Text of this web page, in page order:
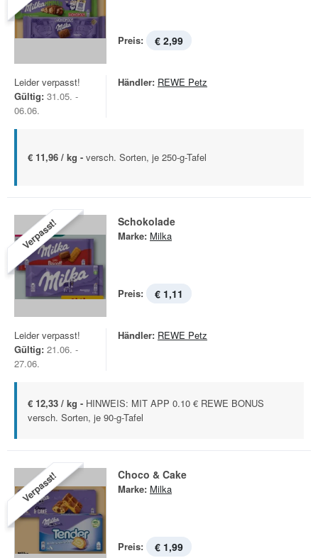
Preis: € 2,99
Leider verpasst!
Gültig: 31.05. -
06.06.
Händler: REWE Petz
€ 11,96 / kg - versch. Sorten, je 250-g-Tafel
Verpasst! Schokolade
Marke: Milka
Preis: € 1,11
Leider verpasst!
Gültig: 21.06. -
27.06.
Händler: REWE Petz
€ 12,33 / kg - HINWEIS: MIT APP 0.10 € REWE BONUS
versch. Sorten, je 90-g-Tafel
Verpasst! Choco & Cake
Marke: Milka
Preis: € 1,99